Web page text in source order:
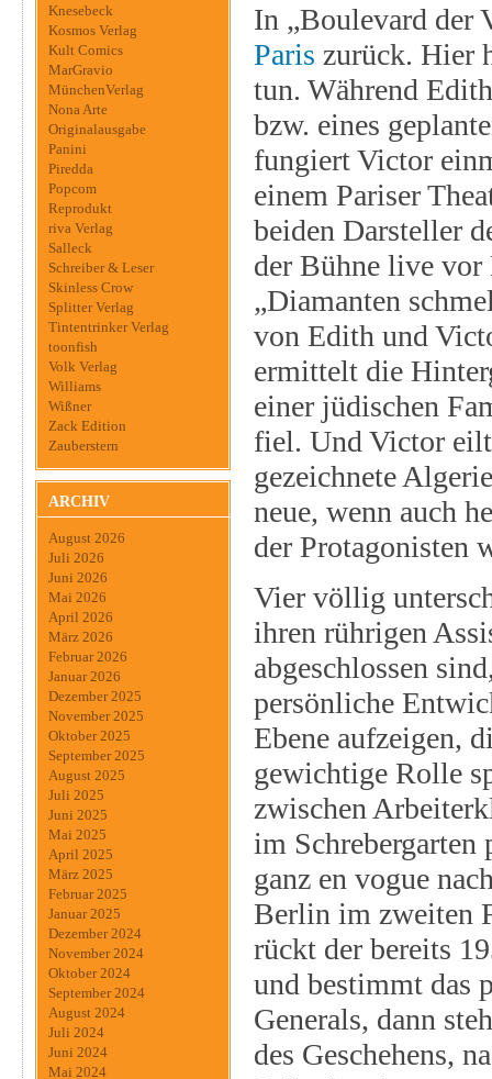
Knesebeck
Kosmos Verlag
Kult Comics
MarGravio
MünchenVerlag
Nona Arte
Originalausgabe
Panini
Piredda
Popcom
Reprodukt
riva Verlag
Salleck
Schreiber & Leser
Skinless Crow
Splitter Verlag
Tintentrinker Verlag
toonfish
Volk Verlag
Williams
Wißner
Zack Edition
Zauberstern
ARCHIV
August 2026
Juli 2026
Juni 2026
Mai 2026
April 2026
März 2026
Februar 2026
Januar 2026
Dezember 2025
November 2025
Oktober 2025
September 2025
August 2025
Juli 2025
Juni 2025
Mai 2025
April 2025
März 2025
Februar 2025
Januar 2025
Dezember 2024
November 2024
Oktober 2024
September 2024
August 2024
Juli 2024
Juni 2024
Mai 2024
In „Boulevard der
Paris zurück. Hier
tun. Während
bzw. eines
fungiert Victor
einem Pariser
beiden Darsteller
der Bühne live
„Diamanten
von Edith und
ermittelt die
einer jüdischen
fiel. Und Victor
gezeichnete
neue, wenn auch
der Protagonisten
Vier völlig
ihren rührigen
abgeschlossen
persönliche
Ebene aufzeigen,
gewichtige Rolle
zwischen
im
ganz en vogue
Berlin im zweiten
rückt der bereits
und bestimmt das
Generals, dann
des Geschehens,